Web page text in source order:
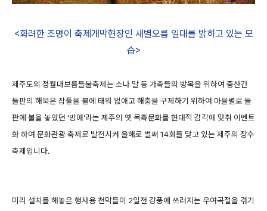
<화려한 조명이 축제개막현장인 새별오름 일대를 밝히고 있는 모
습>
제주도의 정월대보름들불축제는 소나 말 등 가축들의 방목을 위하여 중산간
들판의 해묵은 잡풀을 불에 태워 없애고 해충을 구제하기 위하여 마을별로 들
판에 불을 놓았던 '방애'라는 제주의 옛 목축문화를 현대적 감각에 맞춰 이벤트
화 하여 문화관광 축제로 발전시켜 올해로 벌써 14회를 맞고 있는 제주의 장수
축제입니다.
미리 설치를 해놓은 행사용 천막들이 2일전 강풍에 쓰러지는 우여곡절을 겪기